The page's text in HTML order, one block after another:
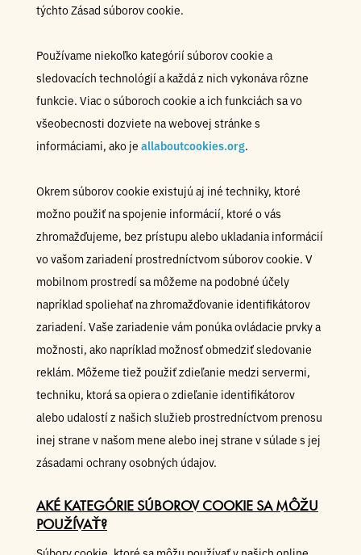
týchto Zásad súborov cookie.
Používame niekoľko kategórií súborov cookie a
sledovacích technológií a každá z nich vykonáva rôzne
funkcie. Viac o súboroch cookie a ich funkciách sa vo
všeobecnosti dozviete na webovej stránke s
informáciami, ako je allaboutcookies.org.
Okrem súborov cookie existujú aj iné techniky, ktoré
možno použiť na spojenie informácií, ktoré o vás
zhromažďujeme, bez prístupu alebo ukladania informácií
vo vašom zariadení prostredníctvom súborov cookie. V
mobilnom prostredí sa môžeme na podobné účely
napríklad spoliehať na zhromažďovanie identifikátorov
zariadení. Vaše zariadenie vám ponúka ovládacie prvky a
možnosti, ako napríklad možnosť obmedziť sledovanie
reklám. Môžeme tiež použiť zdieľanie medzi servermi,
techniku, ktorá sa opiera o zdieľanie identifikátorov
alebo udalostí z našich služieb prostredníctvom prenosu
inej strane v našom mene alebo inej strane v súlade s jej
zásadami ochrany osobných údajov.
AKÉ KATEGÓRIE SÚBOROV COOKIE SA MÔŽU
POUŽÍVAŤ?